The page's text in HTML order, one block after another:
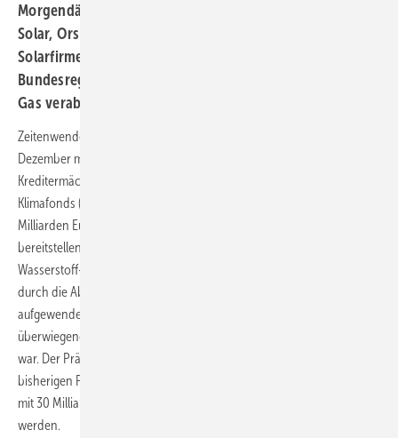
Morgendämmerung für regenerative Börsentitel: Jinko
Solar, Orsted, Vestas und viele andere Wind- und
Solarfirmen erleben derzeit einen Aufschwung, weil die
Bundesregierung sich schnellstmöglich von russischen
Gas verabschieden will.
Zeitenwende. Bundesfinanzminister Christian Lindner überraschte im
Dezember mit dem Entschluss, 60 Milliarden aus nicht genutzten
Kreditermächtigungen für Coronahilfen in den Energie- und
Klimafonds (EKF) zu schieben. Nun will er insgesamt bis 2026 rund 200
Milliarden Euro für den klimafreundlichen Umbau des Landes
bereitstellen. Diese sollten unter anderem für Elektro-Ladesäulen,
Wasserstoff-Erzeugung oder auch die Dämpfung des Strompreises
durch die Abschaffung der Umlage für erneuerbare Energien
aufgewendet werden. Doch es hagelt Kritik, weil das Geld
überwiegend schon vorher im Finanzplan der Regierung vorgesehen
war. Der Präsident des Naturschutzbunds, Krüger, führte aus, über die
bisherigen Pläne hinaus solle der Energie- und Klimafonds lediglich
mit 30 Milliarden Euro über die nächsten fünf Jahre ausgestattet
werden.